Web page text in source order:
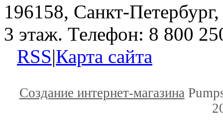
196158, Санкт-
3 этаж. Телефон: 8 800
RSS|Карта сайта
Создание интернет-магазина